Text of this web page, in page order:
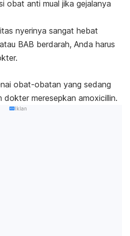
obat anti mual jika gejalanya
nyerinya sangat hebat
BAB berdarah, Anda harus
obat-obatan yang sedang
dokter meresepkan amoxicillin.
Iklan